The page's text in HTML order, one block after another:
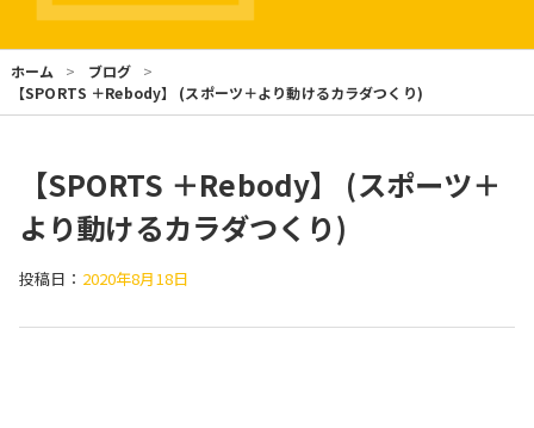
ホーム
ブログ
【SPORTS ＋Rebody】 (スポーツ＋より動けるカラダつくり)
【SPORTS ＋Rebody】 (スポーツ＋
より動けるカラダつくり)
投稿日： 2020年8月18日